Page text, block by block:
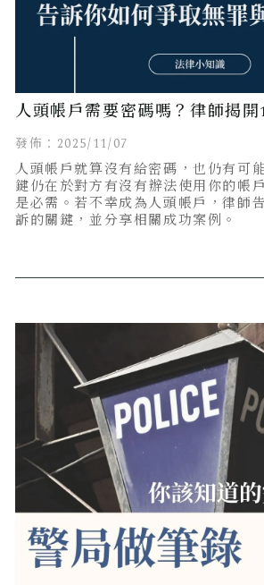
人頭帳戶需要密碼嗎？律師揭開
無罪及不起訴案例！
發佈：2025/11/07
人頭帳戶就算沒有給密碼，也仍有可
鍵仍在於對方有沒有辦法使用你的帳
是必需。若不幸成為人頭帳戶，律師
訴的關鍵，並分享相關成功案例。